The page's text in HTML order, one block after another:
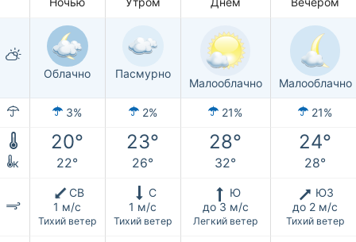
Облачно Пасмурно
Малооблачно Малооблачно
3% 2% 21% 21%
20° 23° 28° 24°
к 22° 26° 32° 28°
СВ
1 м/с
Тихий ветер
С
1 м/с
Тихий ветер
Ю
до 3 м/с
Легкий ветер
ЮЗ
до 2 м/с
Тихий ветер